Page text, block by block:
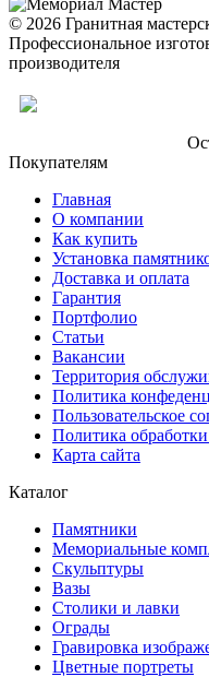
© 2026 Гранитная
Профессиональное
производителя
Покупателям
Главная
О компании
Как купить
Установка
Доставка и оплата
Гарантия
Портфолио
Статьи
Вакансии
Территория
Политика
Пользовательское
Политика
Карта сайта
Каталог
Памятники
Мемориальные
Скульптуры
Вазы
Столики и лавки
Ограды
Гравировка
Цветные портреты